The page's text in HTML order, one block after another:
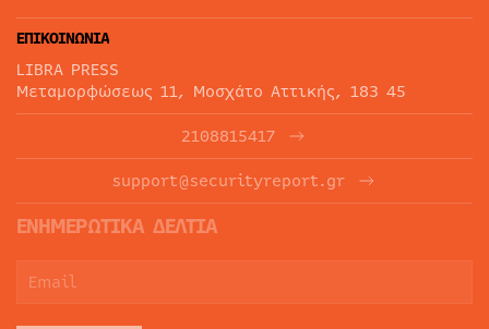
ΕΠΙΚΟΙΝΩΝΙΑ
LIBRA PRESS
Μεταμορφώσεως 11, Μοσχάτο Αττικής, 183 45
2108815417
support@securityreport.gr
ΕΝΗΜΕΡΩΤΙΚΑ ΔΕΛΤΙΑ